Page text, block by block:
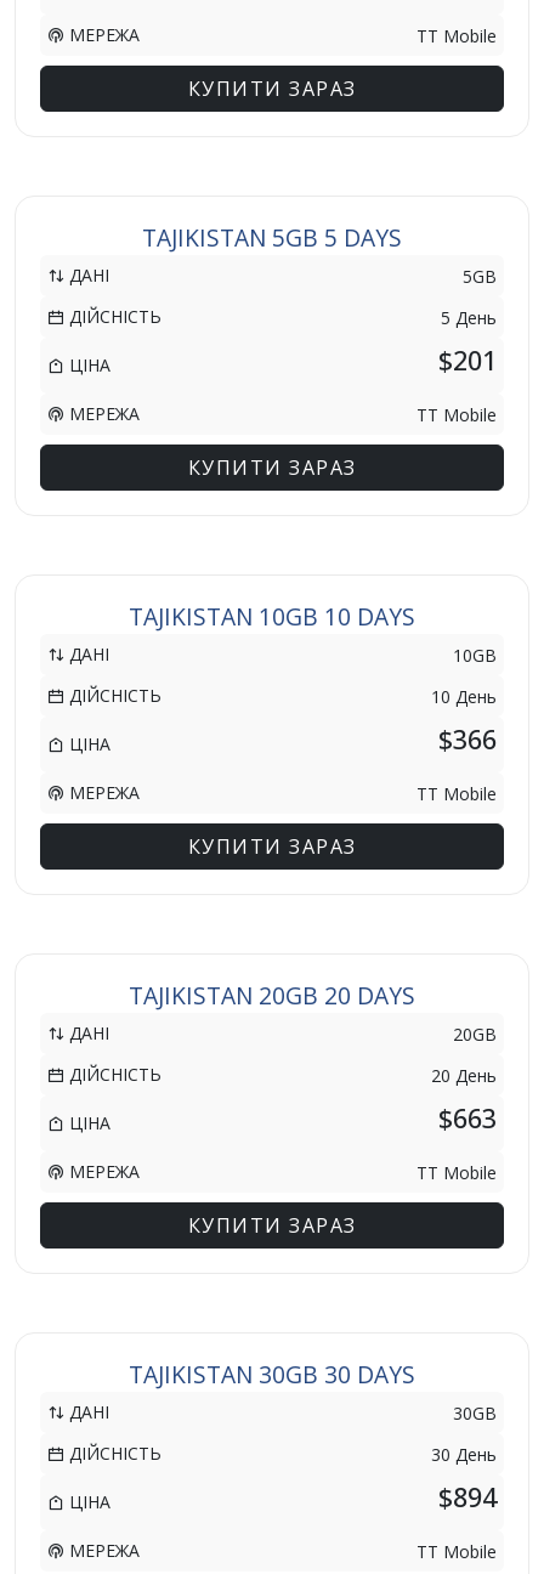
МЕРЕЖА TT Mobile
КУПИТИ ЗАРАЗ
TAJIKISTAN 5GB 5 DAYS
ДАНІ
5GB
ДІЙСНІСТЬ
5 День
ЦІНА $201
МЕРЕЖА TT Mobile
КУПИТИ ЗАРАЗ
TAJIKISTAN 10GB 10 DAYS
ДАНІ
10GB
ДІЙСНІСТЬ
10 День
ЦІНА $366
МЕРЕЖА TT Mobile
КУПИТИ ЗАРАЗ
TAJIKISTAN 20GB 20 DAYS
ДАНІ
20GB
ДІЙСНІСТЬ
20 День
ЦІНА $663
МЕРЕЖА TT Mobile
КУПИТИ ЗАРАЗ
TAJIKISTAN 30GB 30 DAYS
ДАНІ
30GB
ДІЙСНІСТЬ
30 День
ЦІНА $894
МЕРЕЖА TT Mobile